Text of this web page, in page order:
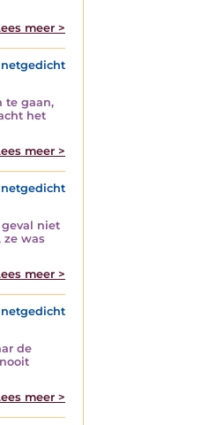
meer >
netgedicht
te gaan,
het
meer >
netgedicht
niet
ze was
meer >
netgedicht
de
meer >